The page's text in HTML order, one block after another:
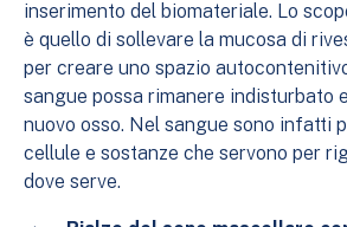
inserimento del biomateriale. Lo
è quello di sollevare la mucosa di
per creare uno spazio
sangue possa rimanere indisturbato
nuovo osso. Nel sangue sono infatti
cellule e sostanze che servono per
dove serve.